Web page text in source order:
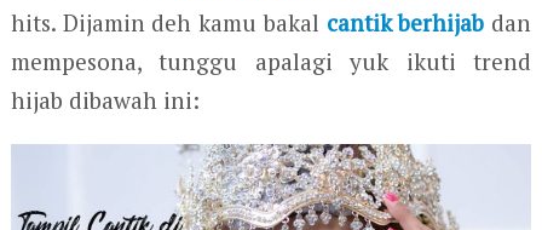
hits. Dijamin deh kamu bakal cantik berhijab dan
mempesona, tunggu apalagi yuk ikuti trend
hijab dibawah ini: